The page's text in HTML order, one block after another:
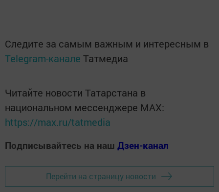
Следите за самым важным и интересным в
Telegram-канале Татмедиа
Читайте новости Татарстана в
национальном мессенджере MАХ:
https://max.ru/tatmedia
Подписывайтесь на наш Дзен-канал
Перейти на страницу новости